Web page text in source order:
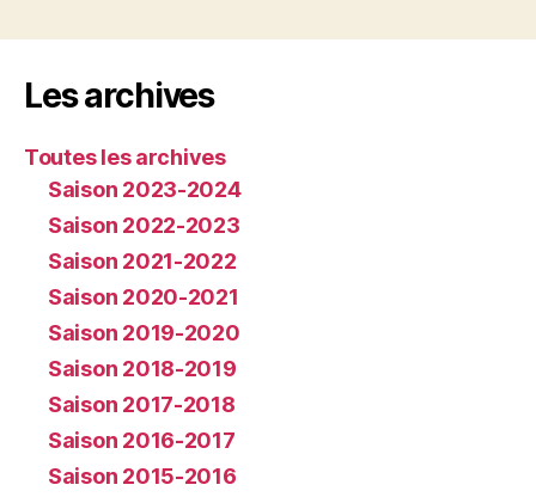
Les archives
Toutes les archives
Saison 2023-2024
Saison 2022-2023
Saison 2021-2022
Saison 2020-2021
Saison 2019-2020
Saison 2018-2019
Saison 2017-2018
Saison 2016-2017
Saison 2015-2016